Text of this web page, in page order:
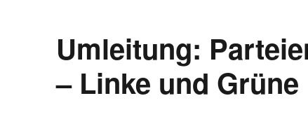
Umleitung:
– Linke und Grüne